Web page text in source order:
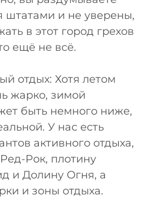
штатами и не уверены,
в этот город грехов
ещё не всё.
отдых: Хотя летом
жарко, зимой
быть немного ниже,
У нас есть
активного отдыха,
Рок, плотину
и Долину Огня, а
и зоны отдыха.